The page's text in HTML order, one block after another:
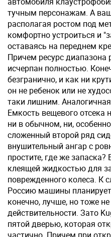
тучным персонажам. А
располагая ростом под
комфортно устроиться и
оставаясь на переднем
Причем ресурс диапазона
исчерпан полностью.
безгранично, и как ни
он не ребенок или не
таки лишним.
Емкость вещевого отсека
ни в обычном, ни,
сложенный второй ряд
внушительный ангар с
простите, где же
клеящей жидкостью для
поврежденного колеса. К
Россию машины
конечно, лучше, но тоже
действительности. Зато
пятой дверью, которая